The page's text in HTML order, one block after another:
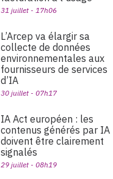
31 juillet - 17h06
L’Arcep va élargir sa
collecte de données
environnementales aux
fournisseurs de services
d’IA
30 juillet - 07h17
IA Act européen : les
contenus générés par IA
doivent être clairement
signalés
29 juillet - 08h19